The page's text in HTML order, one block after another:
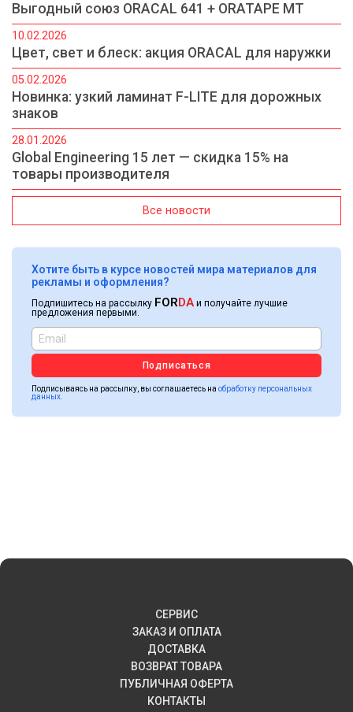
Выгодный союз ORACAL 641 + ORATAPE MT
10.02.2026
Цвет, свет и блеск: акция ORACAL для наружки
05.02.2026
Новинка: узкий ламинат F-LITE для дорожных
знаков
28.01.2026
Global Engineering 15 лет — скидка 15% на
товары производителя
Все новости
Хотите быть в курсе новостей мира материалов для
рекламы и оформления?
Подпишитесь на рассылку FORDA и получайте лучшие
предложения первыми.
Подписаться
Подписываясь на рассылку, вы соглашаетесь на обработку персональных
данных.
СЕРВИС
ЗАКАЗ И ОПЛАТА
ДОСТАВКА
ВОЗВРАТ ТОВАРА
ПУБЛИЧНАЯ ОФЕРТА
КОНТАКТЫ